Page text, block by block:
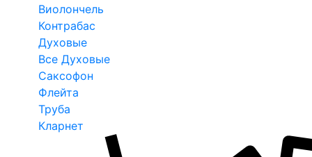
Виолончель
Контрабас
Духовые
Все Духовые
Саксофон
Флейта
Труба
Кларнет